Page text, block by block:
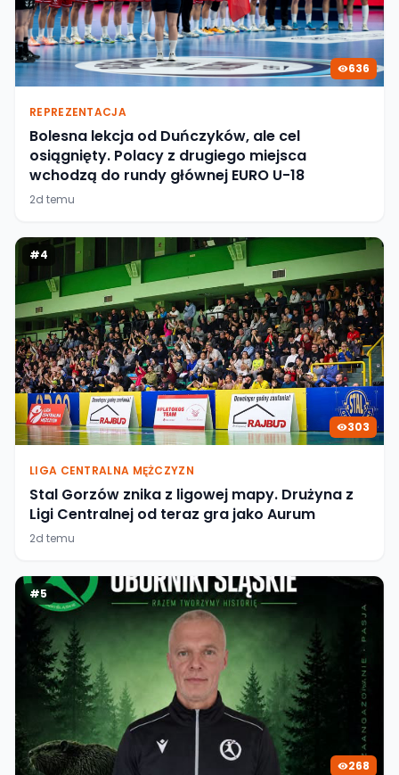
636
REPREZENTACJA
Bolesna lekcja od Duńczyków, ale cel
osiągnięty. Polacy z drugiego miejsca
wchodzą do rundy głównej EURO U-18
2d temu
#4
303
LIGA CENTRALNA MĘŻCZYZN
Stal Gorzów znika z ligowej mapy. Drużyna z
Ligi Centralnej od teraz gra jako Aurum
2d temu
#5
268